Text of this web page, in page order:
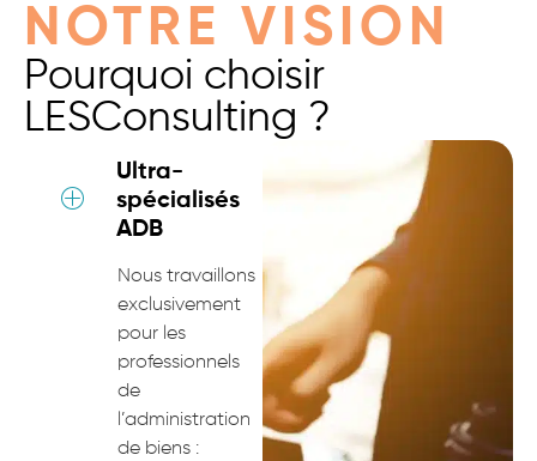
NOTRE VISION
Pourquoi choisir
LESConsulting ?
Ultra-
spécialisés
ADB
Nous travaillons
exclusivement
pour les
professionnels
de
l’administration
de biens :